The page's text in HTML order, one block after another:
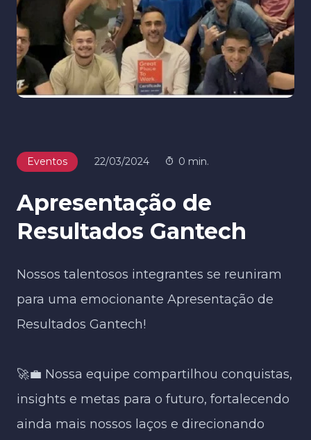
Eventos 22/03/2024 0 min.
Apresentação de
Resultados Gantech
Nossos talentosos integrantes se reuniram
para uma emocionante Apresentação de
Resultados Gantech!
🚀💼 Nossa equipe compartilhou conquistas,
insights e metas para o futuro, fortalecendo
ainda mais nossos laços e direcionando